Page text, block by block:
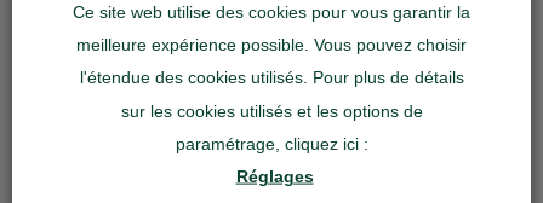
Publié par Power-
Food’s J-M.B
8 juin 2018
Ce site web utilise des cookies pour vous garantir la
meilleure expérience possible. Vous pouvez choisir
l'étendue des cookies utilisés. Pour plus de détails
sur les cookies utilisés et les options de
paramétrage, cliquez ici :
Réglages